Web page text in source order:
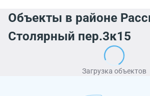
Объекты в районе
Столярный пер.3к15
Загрузка объектов